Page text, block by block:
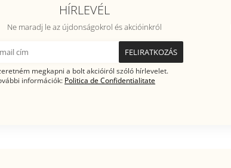
HÍRLEVÉL
Ne maradj le az újdonságokrol és akcióinkról
megkapni a bolt akcióiról szóló hírlevelet.
információk: Politica de Confidentialitate